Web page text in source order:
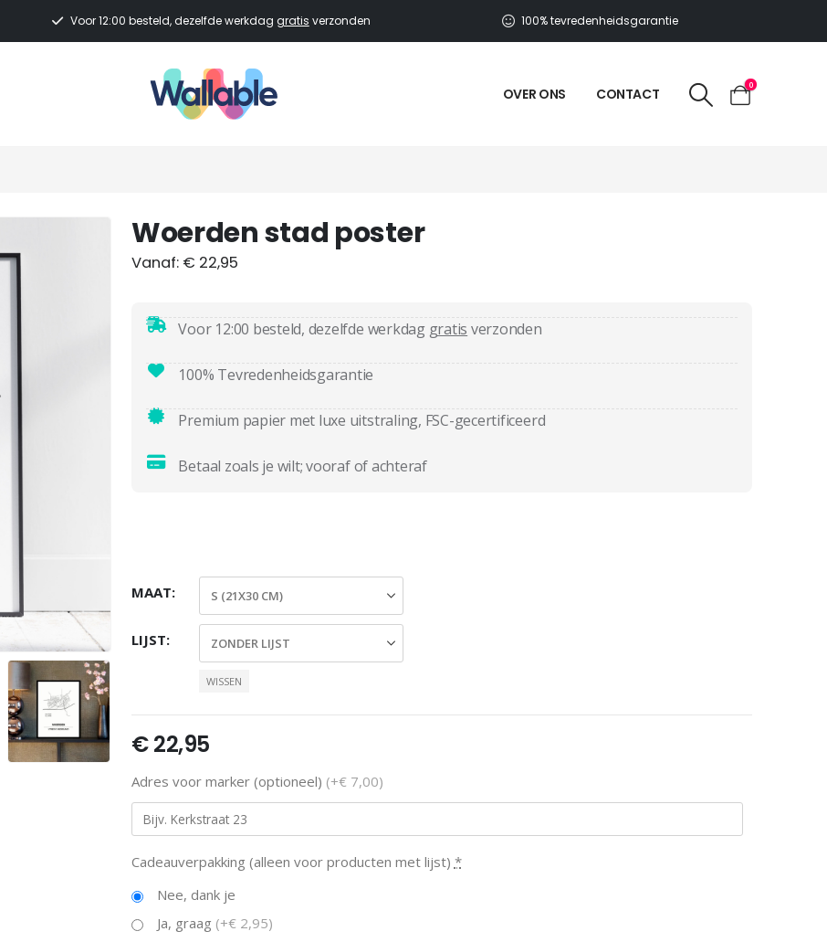
Voor 12:00 besteld, dezelfde werkdag gratis verzonden 100% tevredenheidsgarantie
OVER ONS CONTACT
0
Woerden stad poster
Vanaf: € 22,95
Voor 12:00 besteld, dezelfde werkdag gratis verzonden
100% Tevredenheidsgarantie
Premium papier met luxe uitstraling, FSC-gecertificeerd
Betaal zoals je wilt; vooraf of achteraf
MAAT
LIJST
WISSEN
€22,95
Adres voor marker (optioneel) (+€ 7,00)
Cadeauverpakking (alleen voor producten met lijst) *
Nee, dank je
Ja, graag (+€ 2,95)